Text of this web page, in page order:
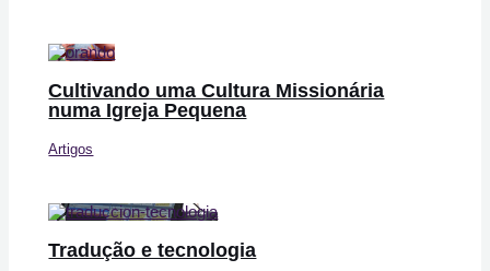
Cultivando uma Cultura Missionária
numa Igreja Pequena
Artigos
Tradução e tecnologia